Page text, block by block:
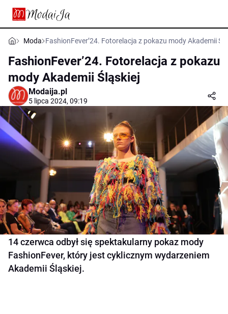
Moda FashionFever’24. Fotorelacja z pokazu mody Akademii
FashionFever’24. Fotorelacja z pokazu
mody Akademii Śląskiej
Modaija.pl
5 lipca 2024, 09:19
14 czerwca odbył się spektakularny pokaz mody
FashionFever, który jest cyklicznym wydarzeniem
Akademii Śląskiej.